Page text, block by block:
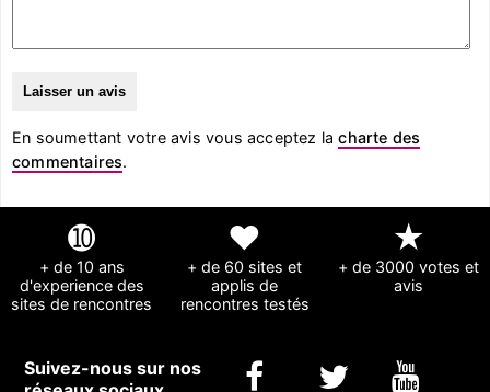
En soumettant votre avis vous acceptez lacharte des
commentaires.
➓
+ de 10 ans
d'experience des
sites de rencontres
❤
+ de 60 sites et
applis de
rencontres testés
★
+ de 3000 votes et
avis
Suivez-nous sur nos